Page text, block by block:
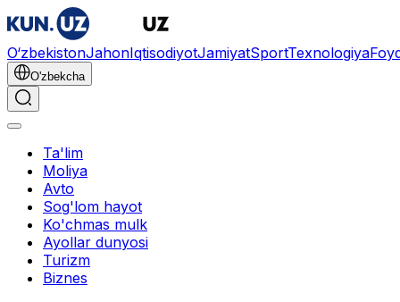
O‘zbekistonJahonIqtisodiyotJamiyatSportTexnologiya
O'zbekcha
Ta'lim
Moliya
Avto
Sog'lom hayot
Ko'chmas mulk
Ayollar dunyosi
Turizm
Biznes